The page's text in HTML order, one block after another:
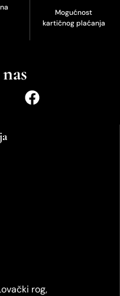
Mogućnost
kartičnog plaćanja
rog,